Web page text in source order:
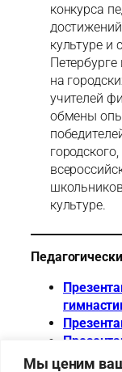
Мы ценим
конкурса
культуре и
на
учителей
обмены
культуре.